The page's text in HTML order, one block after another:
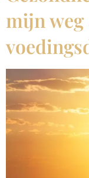
mijn weg